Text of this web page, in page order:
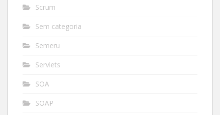
Scrum
Sem categoria
Semeru
Servlets
SOA
SOAP